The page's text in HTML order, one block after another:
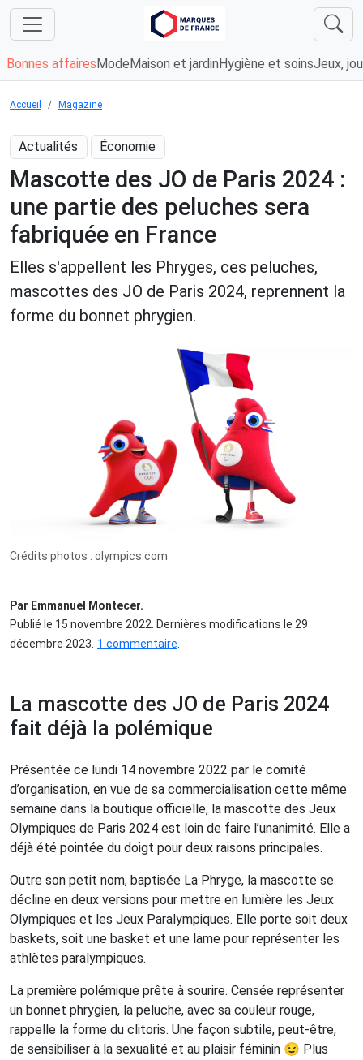
Bonnes affaires Mode Maison et jardin Hygiène et soinsJeux,
Accueil Magazine
Actualités Économie
Mascotte des JO de Paris 2024 :
une partie des peluches sera
fabriquée en France
Elles s'appellent les Phryges, ces peluches,
mascottes des JO de Paris 2024, reprennent la
forme du bonnet phrygien.
Crédits photos : olympics.com
Par Emmanuel Montecer.
Publié le 15 novembre 2022. Dernières modifications le 29
décembre 2023. 1 commentaire
La mascotte des JO de Paris 2024
fait déjà la polémique
Présentée ce lundi 14 novembre 2022 par le comité
d’organisation, en vue de sa commercialisation cette même
semaine dans la boutique officielle, la mascotte des Jeux
Olympiques de Paris 2024 est loin de faire l’unanimité. Elle a
déjà été pointée du doigt pour deux raisons principales.
Outre son petit nom, baptisée La Phryge, la mascotte se
décline en deux versions pour mettre en lumière les Jeux
Olympiques et les Jeux Paralympiques. Elle porte soit deux
baskets, soit une basket et une lame pour représenter les
athlètes paralympiques.
La première polémique prête à sourire. Censée représenter
un bonnet phrygien, la peluche, avec sa couleur rouge,
rappelle la forme du clitoris. Une façon subtile, peut-être,
de sensibiliser à la sexualité et au plaisir féminin 😉 Plus